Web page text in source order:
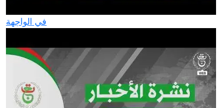
في الواجهة